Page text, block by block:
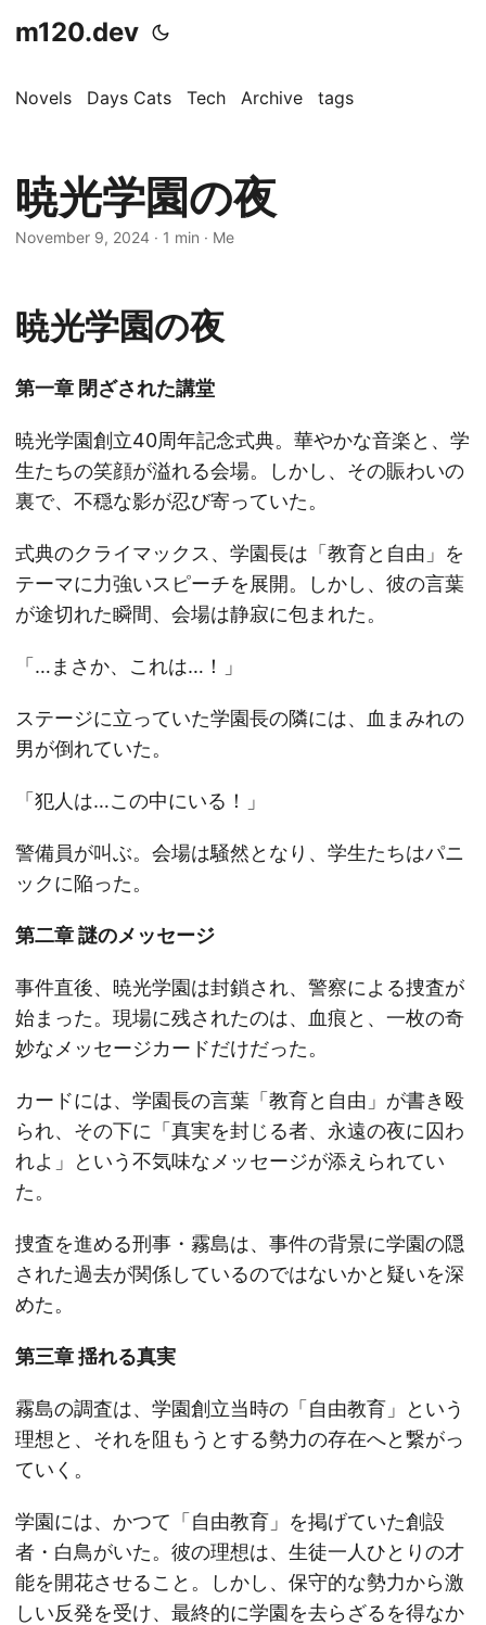
m120.dev
Novels Days Cats Tech Archive tags
暁光学園の夜
November 9, 2024 · 1 min · Me
暁光学園の夜
第一章 閉ざされた講堂
暁光学園創立40周年記念式典。華やかな音楽と、学
生たちの笑顔が溢れる会場。しかし、その賑わいの
裏で、不穏な影が忍び寄っていた。
式典のクライマックス、学園長は「教育と自由」を
テーマに力強いスピーチを展開。しかし、彼の言葉
が途切れた瞬間、会場は静寂に包まれた。
「…まさか、これは…！」
ステージに立っていた学園長の隣には、血まみれの
男が倒れていた。
「犯人は…この中にいる！」
警備員が叫ぶ。会場は騒然となり、学生たちはパニ
ックに陥った。
第二章 謎のメッセージ
事件直後、暁光学園は封鎖され、警察による捜査が
始まった。現場に残されたのは、血痕と、一枚の奇
妙なメッセージカードだけだった。
カードには、学園長の言葉「教育と自由」が書き殴
られ、その下に「真実を封じる者、永遠の夜に囚わ
れよ」という不気味なメッセージが添えられてい
た。
捜査を進める刑事・霧島は、事件の背景に学園の隠
された過去が関係しているのではないかと疑いを深
めた。
第三章 揺れる真実
霧島の調査は、学園創立当時の「自由教育」という
理想と、それを阻もうとする勢力の存在へと繋がっ
ていく。
学園には、かつて「自由教育」を掲げていた創設
者・白鳥がいた。彼の理想は、生徒一人ひとりの才
能を開花させること。しかし、保守的な勢力から激
しい反発を受け、最終的に学園を去らざるを得なか